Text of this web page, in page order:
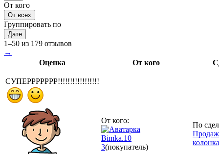
От кого
От всех
Группировать по
Дате
1–50 из 179 отзывов
→
Оценка
От кого
СУПЕРРРРРРР!!!!!!!!!!!!!!!!!
От кого:
Bimka.10
3(покупатель)
По